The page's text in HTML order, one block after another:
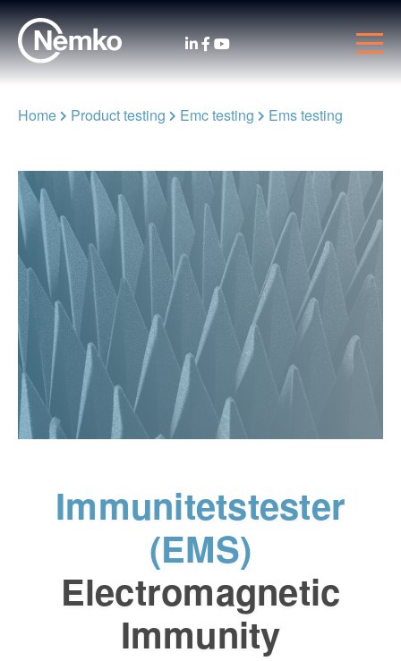
Home Product testing Emc testing Ems testing
Immunitetstester
(EMS)
Electromagnetic
Immunity